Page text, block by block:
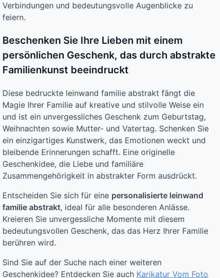
Verbindungen und bedeutungsvolle Augenblicke zu
feiern.
Beschenken Sie Ihre Lieben mit einem
persönlichen Geschenk, das durch abstrakte
Familienkunst beeindruckt
Diese bedruckte leinwand familie abstrakt fängt die
Magie Ihrer Familie auf kreative und stilvolle Weise ein
und ist ein unvergessliches Geschenk zum Geburtstag,
Weihnachten sowie Mutter- und Vatertag. Schenken Sie
ein einzigartiges Kunstwerk, das Emotionen weckt und
bleibende Erinnerungen schafft. Eine originelle
Geschenkidee, die Liebe und familiäre
Zusammengehörigkeit in abstrakter Form ausdrückt.
Entscheiden Sie sich für eine personalisierte leinwand
familie abstrakt, ideal für alle besonderen Anlässe.
Kreieren Sie unvergessliche Momente mit diesem
bedeutungsvollen Geschenk, das das Herz Ihrer Familie
berühren wird.
Sind Sie auf der Suche nach einer weiteren
Geschenkidee? Entdecken Sie auch Karikatur Vom Foto